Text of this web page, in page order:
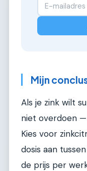
Mijn
Als je zink wilt
niet overdoen
Kies voor
dosis aan
de prijs per